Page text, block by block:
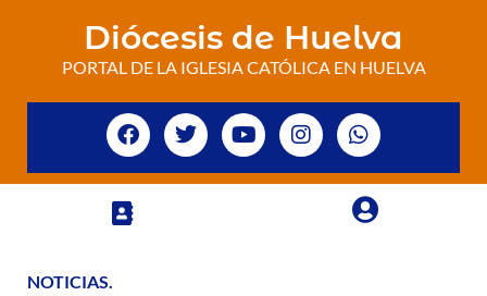
Diócesis de Huelva
PORTAL DE LA IGLESIA CATÓLICA EN HUELVA
NOTICIAS.